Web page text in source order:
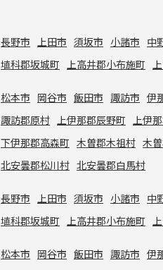
長野市 上田市 須坂市 小諸市 中
埴科郡坂城町 上高井郡小布施町
松本市 岡谷市 飯田市 諏訪市 伊
諏訪郡原村 上伊那郡辰野町 上伊
下伊那郡高森町 木曽郡木祖村 木
北安曇郡松川村 北安曇郡白馬村
長野市 上田市 須坂市 小諸市 中
埴科郡坂城町 上高井郡小布施町
松本市 岡谷市 飯田市 諏訪市 伊